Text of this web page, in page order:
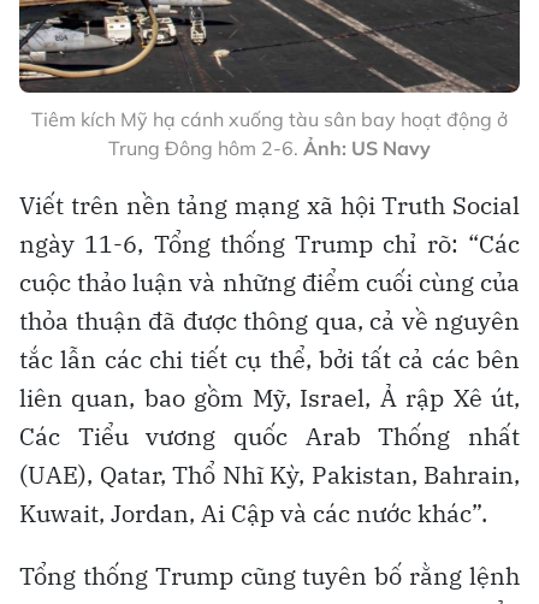
Tiêm kích Mỹ hạ cánh xuống tàu sân bay hoạt động ở
Trung Đông hôm 2-6. Ảnh: US Navy
Viết trên nền tảng mạng xã hội Truth Social
ngày 11-6, Tổng thống Trump chỉ rõ: “Các
cuộc thảo luận và những điểm cuối cùng của
thỏa thuận đã được thông qua, cả về nguyên
tắc lẫn các chi tiết cụ thể, bởi tất cả các bên
liên quan, bao gồm Mỹ, Israel, Ả rập Xê út,
Các Tiểu vương quốc Arab Thống nhất
(UAE), Qatar, Thổ Nhĩ Kỳ, Pakistan, Bahrain,
Kuwait, Jordan, Ai Cập và các nước khác”.
Tổng thống Trump cũng tuyên bố rằng lệnh